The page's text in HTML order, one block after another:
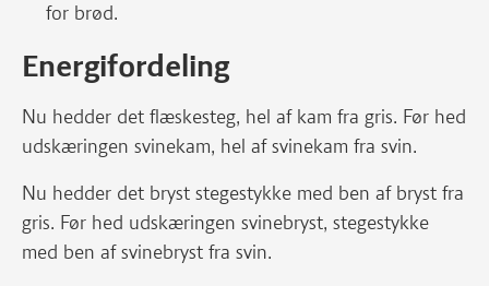
for brød.
Energifordeling
Nu hedder det flæskesteg, hel af kam fra gris. Før hed
udskæringen svinekam, hel af svinekam fra svin.
Nu hedder det bryst stegestykke med ben af bryst fra
gris. Før hed udskæringen svinebryst, stegestykke
med ben af svinebryst fra svin.